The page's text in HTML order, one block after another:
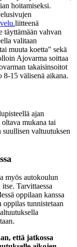
hoitamiseksi.
liitteenä
täyttämään vahvan
valitaan
muuta koetta" sekä
Ajovarma soittaa
takaisinsoitot
8-15 välisenä aikana.
ajan
mukana tai
valtuutuksen
myös autokoulun
Tarvittaessa
oppilaan kanssa
tunnistetaan
että jatkossa